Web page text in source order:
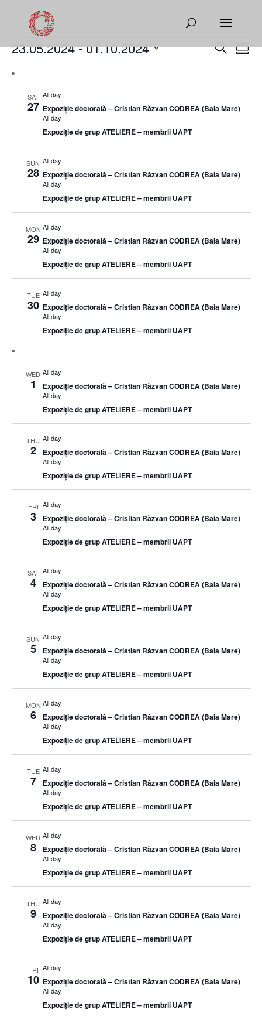
Events Events
Search
23.05.2024 - 01.10.2024
date.
SAT
27
All day
Expoziție doctorală – Cristian Răzvan CODREA (Baia Mare)
All day
Expoziție de grup ATELIERE – membrii UAPT
SUN
28
All day
Expoziție doctorală – Cristian Răzvan CODREA (Baia Mare)
All day
Expoziție de grup ATELIERE – membrii UAPT
MON
29
All day
Expoziție doctorală – Cristian Răzvan CODREA (Baia Mare)
All day
Expoziție de grup ATELIERE – membrii UAPT
TUE
30
All day
Expoziție doctorală – Cristian Răzvan CODREA (Baia Mare)
All day
Expoziție de grup ATELIERE – membrii UAPT
WED
1
All day
Expoziție doctorală – Cristian Răzvan CODREA (Baia Mare)
All day
Expoziție de grup ATELIERE – membrii UAPT
THU
2
All day
Expoziție doctorală – Cristian Răzvan CODREA (Baia Mare)
All day
Expoziție de grup ATELIERE – membrii UAPT
FRI
3
All day
Expoziție doctorală – Cristian Răzvan CODREA (Baia Mare)
All day
Expoziție de grup ATELIERE – membrii UAPT
SAT
4
All day
Expoziție doctorală – Cristian Răzvan CODREA (Baia Mare)
All day
Expoziție de grup ATELIERE – membrii UAPT
SUN
5
All day
Expoziție doctorală – Cristian Răzvan CODREA (Baia Mare)
All day
Expoziție de grup ATELIERE – membrii UAPT
MON
6
All day
Expoziție doctorală – Cristian Răzvan CODREA (Baia Mare)
All day
Expoziție de grup ATELIERE – membrii UAPT
TUE
7
All day
Expoziție doctorală – Cristian Răzvan CODREA (Baia Mare)
All day
Expoziție de grup ATELIERE – membrii UAPT
WED
8
All day
Expoziție doctorală – Cristian Răzvan CODREA (Baia Mare)
All day
Expoziție de grup ATELIERE – membrii UAPT
THU
9
All day
Expoziție doctorală – Cristian Răzvan CODREA (Baia Mare)
All day
Expoziție de grup ATELIERE – membrii UAPT
FRI
10
All day
Expoziție doctorală – Cristian Răzvan CODREA (Baia Mare)
All day
Expoziție de grup ATELIERE – membrii UAPT